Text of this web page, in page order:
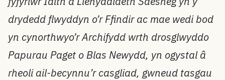
drydedd flwyddyn o’r Ffindir ac mae wedi bod
yn cynorthwyo’r Archifydd wrth drosglwyddo
Papurau Paget o Blas Newydd, yn ogystal â
rheoli ail-becynnu’r casgliad, gwneud tasgau